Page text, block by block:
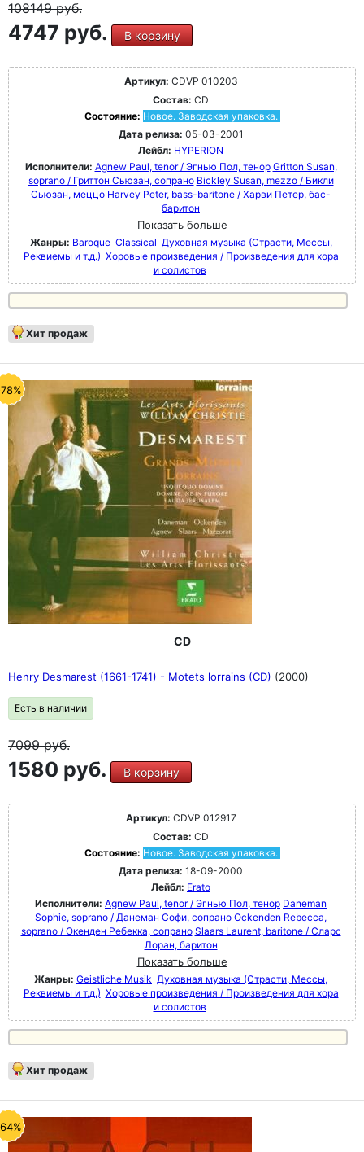
108149руб.
4747 руб. В корзину
Артикул: CDVP 010203
Состав: CD
Состояние: Новое. Заводская упаковка.
Дата релиза: 05-03-2001
Лейбл: HYPERION
Исполнители: Agnew Paul, tenor / Эгнью Пол, тенор Gritton Susan,
soprano / Гриттон Сьюзан, сопрано Bickley Susan, mezzo / Бикли
Сьюзан, меццо Harvey Peter, bass-baritone / Харви Петер, бас-
баритон
Показать больше
Жанры: Baroque Classical Духовная музыка (Страсти, Мессы,
Реквиемы и т.д.) Хоровые произведения / Произведения для хора
и солистов
Хит продаж
CD
Henry Desmarest (1661-1741) - Motets lorrains (CD) (2000)
Есть в наличии
7099руб.
1580 руб. В корзину
Артикул: CDVP 012917
Состав: CD
Состояние: Новое. Заводская упаковка.
Дата релиза: 18-09-2000
Лейбл: Erato
Исполнители: Agnew Paul, tenor / Эгнью Пол, тенор Daneman
Sophie, soprano / Данеман Софи, сопрано Ockenden Rebecca,
soprano / Окенден Ребекка, сопрано Slaars Laurent, baritone / Сларс
Лоран, баритон
Показать больше
Жанры: Geistliche Musik Духовная музыка (Страсти, Мессы,
Реквиемы и т.д.) Хоровые произведения / Произведения для хора
и солистов
Хит продаж